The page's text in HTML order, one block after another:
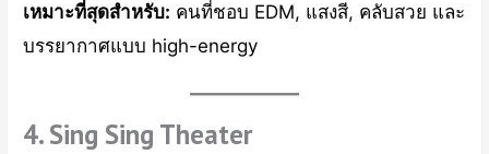
เหมาะที่สุดสำหรับ: คนที่ชอบ EDM, แสงสี, คลับสวย และ
บรรยากาศแบบ high-energy
4. Sing Sing Theater